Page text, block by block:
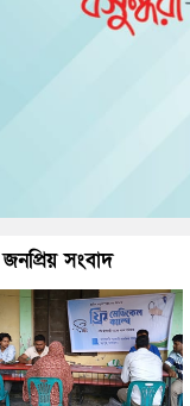
জনপ্রিয় সংবাদ